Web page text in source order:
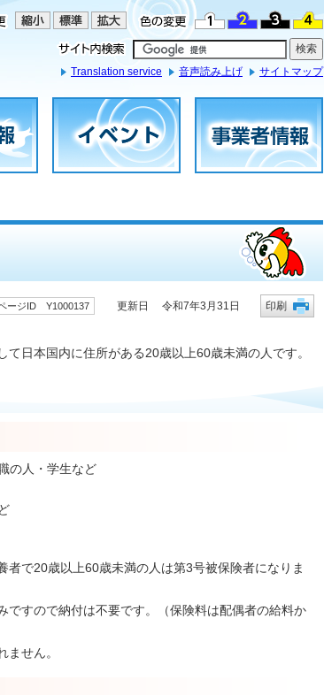
Translation service 音声読み上げ サイトマップ
ージID Y1000137 更新日 令和7年3月31日 印刷
日本国内に住所がある20歳以上60歳未満の人です。
の人・学生など
で20歳以上60歳未満の人は第3号被保険者になりま
すので納付は不要です。（保険料は配偶者の給料か
ません。